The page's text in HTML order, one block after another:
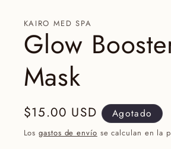
KAIRO MED SPA
Glow
Mask
Precio
habitual
$15.00 USD Agotado
Losgastos de envío se calculan en la